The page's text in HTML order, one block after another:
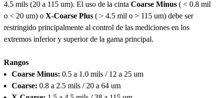
4.5 mils (20 a 115 um). El uso de la cinta Coarse Minus ( < 0.8 mil
o < 20 um) o X-Coarse Plus ( > 4.5 mil o > 115 um) debe ser
restringido principalmente al control de las mediciones en los
extremos inferior y superior de la gama principal.
Rangos
Coarse Minus: 0.5 a 1.0 mils / 12 a 25 um
Coarse: 0.8 a 2.5 mils / 20 a 64 um